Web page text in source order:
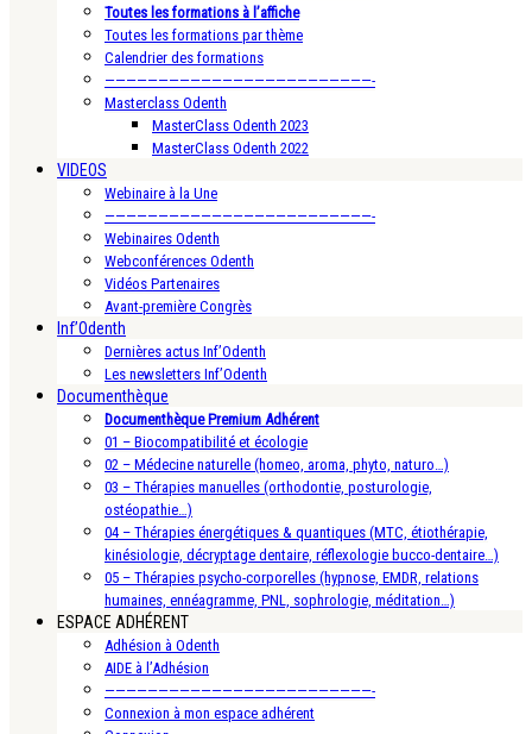
Toutes les formations à l’affiche
Toutes les formations par thème
Calendrier des formations
—————————————————————————-
Masterclass Odenth
MasterClass Odenth 2023
MasterClass Odenth 2022
VIDEOS
Webinaire à la Une
—————————————————————————-
Webinaires Odenth
Webconférences Odenth
Vidéos Partenaires
Avant-première Congrès
Inf’Odenth
Dernières actus Inf’Odenth
Les newsletters Inf’Odenth
Documenthèque
Documenthèque Premium Adhérent
01 – Biocompatibilité et écologie
02 – Médecine naturelle (homeo, aroma, phyto, naturo…)
03 – Thérapies manuelles (orthodontie, posturologie,
ostéopathie…)
04 – Thérapies énergétiques & quantiques (MTC, étiothérapie,
kinésiologie, décryptage dentaire, réflexologie bucco-dentaire…)
05 – Thérapies psycho-corporelles (hypnose, EMDR, relations
humaines, ennéagramme, PNL, sophrologie, méditation…)
ESPACE ADHÉRENT
Adhésion à Odenth
AIDE à l’Adhésion
—————————————————————————-
Connexion à mon espace adhérent